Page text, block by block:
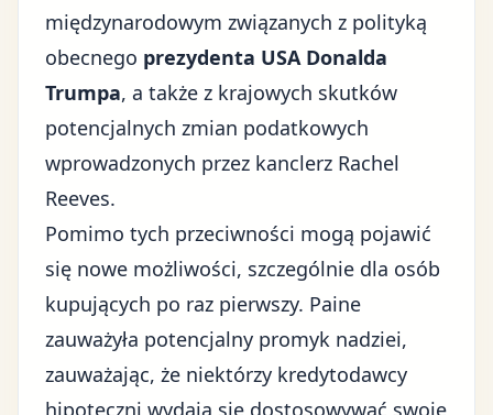
międzynarodowym związanych z polityką
obecnego prezydenta USA Donalda
Trumpa, a także z krajowych skutków
potencjalnych zmian podatkowych
wprowadzonych przez kanclerz Rachel
Reeves.
Pomimo tych przeciwności mogą pojawić
się nowe możliwości, szczególnie dla osób
kupujących po raz pierwszy. Paine
zauważyła potencjalny promyk nadziei,
zauważając, że niektórzy kredytodawcy
hipoteczni wydają się dostosowywać swoje